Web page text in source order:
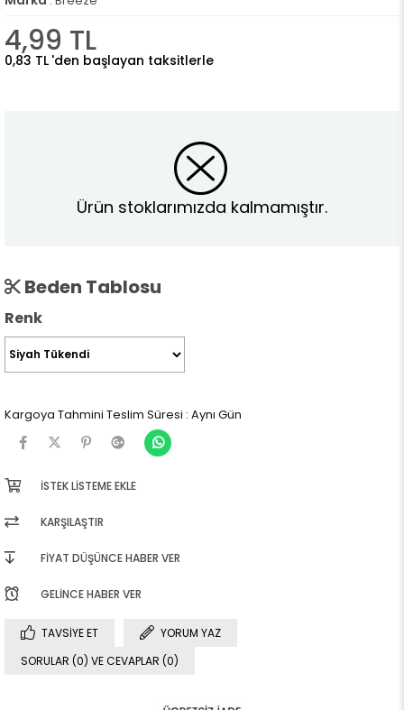
4,99 TL
0,83 TL 'den başlayan taksitlerle
Ürün stoklarımızda kalmamıştır.
Beden Tablosu
Renk
Kargoya Tahmini Teslim Süresi : Aynı Gün
İSTEK LISTEME EKLE
KARŞILAŞTIR
FIYAT DÜŞÜNCE HABER VER
GELINCE HABER VER
TAVSIYE ET
YORUM YAZ
SORULAR (0) VE CEVAPLAR (0)